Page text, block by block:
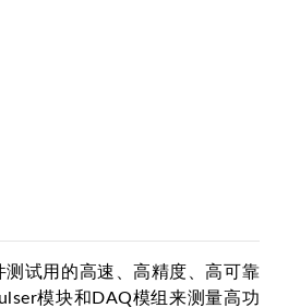
试用的高速、高精度、高可靠
模块和DAQ模组来测量高功